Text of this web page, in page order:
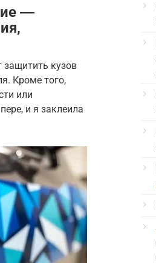
―
защитить кузов
Кроме того,
или
и я заклеила